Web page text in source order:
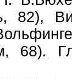
82),
68).